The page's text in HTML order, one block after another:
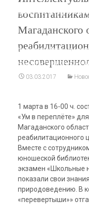
центра для
Магаданская
Новости >
филиала
реабилитационного
Магаданского
03.03.2017
1 марта в 16-00 ч.
«Ум в переплёте»
Магаданского
реабилитационного
Вместе с
юношеской
экзамен «Школьные
показали свои
природоведению. В
«перевертыши»»